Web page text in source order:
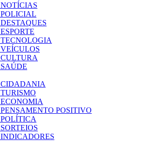
NOTÍCIAS
POLICIAL
DESTAQUES
ESPORTE
TECNOLOGIA
VEÍCULOS
CULTURA
SAÚDE
CIDADANIA
TURISMO
ECONOMIA
PENSAMENTO POSITIVO
POLÍTICA
SORTEIOS
INDICADORES